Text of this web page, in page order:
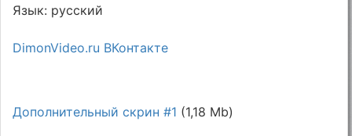
Язык: русский
DimonVideo.ru ВКонтакте
Дополнительный скрин #1 (1,18 Mb)